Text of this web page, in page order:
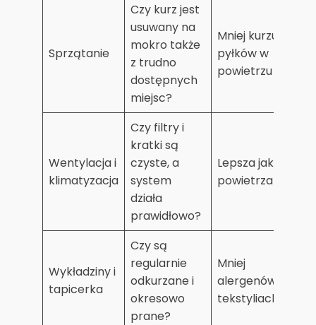
Sprzątanie
Czy kurz jest
usuwany na
mokro także
z trudno
dostępnych
miejsc?
Mniej kurzu i
pyłków w
powietrzu
Wentylacja i
klimatyzacja
Czy filtry i
kratki są
czyste, a
system
działa
prawidłowo?
Lepsza jakość
powietrza
Wykładziny i
tapicerka
Czy są
regularnie
odkurzane i
okresowo
prane?
Mniej
alergenów w
tekstyliach